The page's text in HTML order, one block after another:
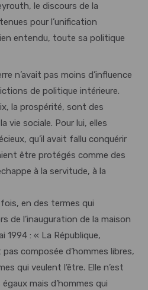
le discours de la
pour l’unification
entendu, toute sa politique
n’avait pas moins d’influence
de politique intérieure.
la prospérité, sont des
vie sociale. Pour lui, elles
qu’il avait fallu conquérir
être protégés comme des
à la servitude, à la
fois, en des termes qui
de l’inauguration de la maison
1994 : « La République,
composée d’hommes libres,
qui veulent l’être. Elle n’est
mais d’hommes qui